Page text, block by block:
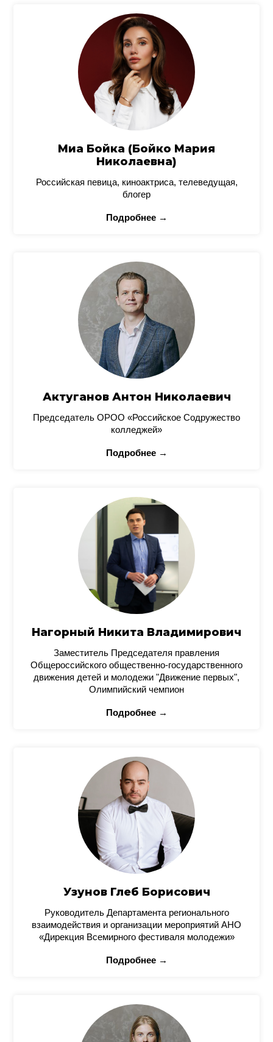
Миа Бойка (Бойко Мария
Николаевна)
Российская певица, киноактриса, телеведущая,
блогер
Подробнее →
Актуганов Антон Николаевич
Председатель ОРОО «Российское Содружество
колледжей»
Подробнее →
Нагорный Никита Владимирович
Заместитель Председателя правления
Общероссийского общественно-государственного
движения детей и молодежи "Движение первых",
Олимпийский чемпион
Подробнее →
Узунов Глеб Борисович
Руководитель Департамента регионального
взаимодействия и организации мероприятий АНО
«Дирекция Всемирного фестиваля молодежи»
Подробнее →